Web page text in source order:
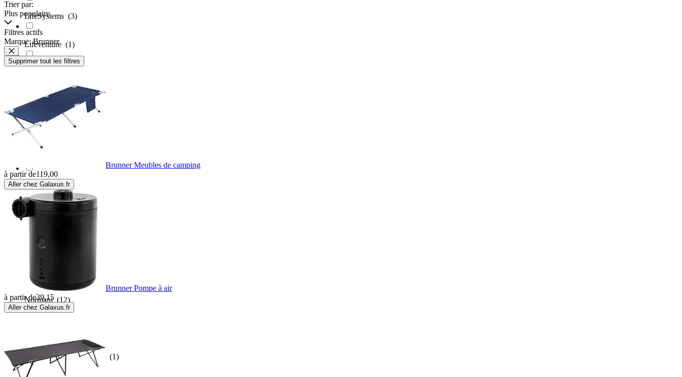
LifeSystems (3)
Lifeventure (1)
Martes
Mil-Tec
Nemo(25)
NILS (3)
Nils Camp
Nordisk
Normani (12)
OTL TECHNOLOGIES (1)
Trier par:
Plus populaire
Filtres actifs
Marque: Brunner
Supprimer tout les filtres
Brunner Meubles de camping
à partir de119,00
Aller chez Galaxus.fr
Brunner Pompe à air
à partir de39,15
Aller chez Galaxus.fr